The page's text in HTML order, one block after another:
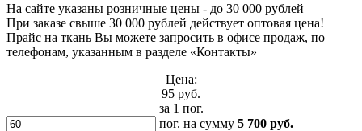
На сайте указаны розничные цены - до 30 000 рублей
При заказе свыше 30 000 рублей действует оптовая цена!
Прайс на ткань Вы можете запросить в офисе продаж, по
телефонам, указанным в разделе «Контакты»
Цена:
95 руб.
за 1 пог.
пог. на сумму 5 700 руб.